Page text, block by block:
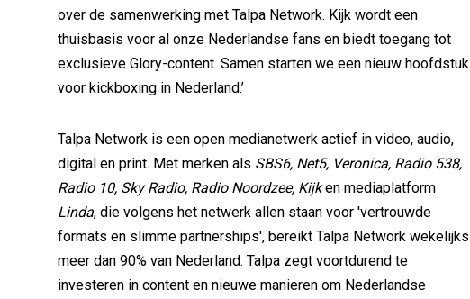
over de samenwerking met Talpa Network. Kijk wordt een
thuisbasis voor al onze Nederlandse fans en biedt toegang tot
exclusieve Glory-content. Samen starten we een nieuw hoofdstuk
voor kickboxing in Nederland.’
Talpa Network is een open medianetwerk actief in video, audio,
digital en print. Met merken als SBS6, Net5, Veronica, Radio 538,
Radio 10, Sky Radio, Radio Noordzee, Kijken mediaplatform
Linda, die volgens het netwerk allen staan voor 'vertrouwde
formats en slimme partnerships', bereikt Talpa Network wekelijks
meer dan 90% van Nederland. Talpa zegt voortdurend te
investeren in content en nieuwe manieren om Nederlandse